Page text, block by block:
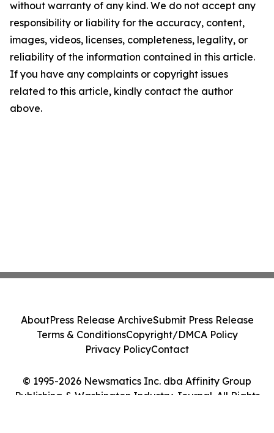
without warranty of any kind. We do not accept any
responsibility or liability for the accuracy, content,
images, videos, licenses, completeness, legality, or
reliability of the information contained in this article.
If you have any complaints or copyright issues
related to this article, kindly contact the author
above.
© 1995-2026 Newsmatics Inc. dba Affinity Group
Publishing & Washington Industry Journal. All Rights
AboutPress Release ArchiveSubmit Press Release
Terms & ConditionsCopyright/DMCA Policy
Privacy PolicyContact